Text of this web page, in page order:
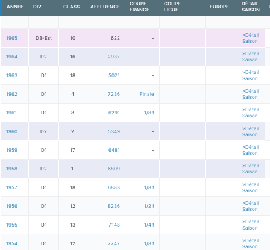
ANNEE DIV. CLASS. AFFLUENCE
COUPE
FRANCE
COUPE
LIGUE
EUROPE
DÉTAIL
SAISON
1965 D3-Est 10 622 -
>Détail
Saison
1964 D2 16 2937 -
>Détail
Saison
1963 D1 18 5021 -
>Détail
Saison
1962 D1 4 7236 Finale
>Détail
Saison
1961 D1 8 6291 1/8 f
>Détail
Saison
1960 D2 2 5349 -
>Détail
Saison
1959 D1 17 6481 -
>Détail
Saison
1958 D2 1 6809 -
>Détail
Saison
1957 D1 18 6883 1/8 f
>Détail
Saison
1956 D1 12 8236 1/2 f
>Détail
Saison
1955 D1 13 7148 1/4 f
>Détail
Saison
1954 D1 12 7747 1/8 f
>Détail
Saison